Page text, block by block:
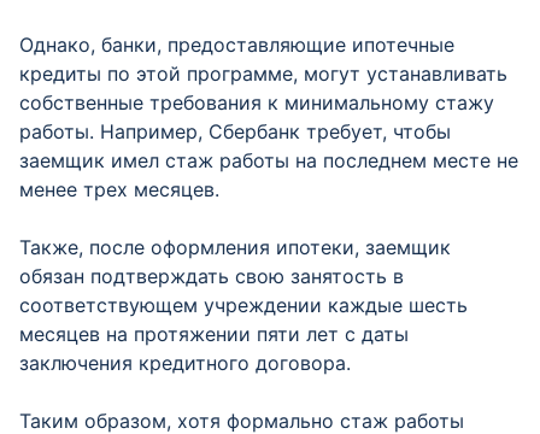
Однако, банки, предоставляющие ипотечные
кредиты по этой программе, могут устанавливать
собственные требования к минимальному стажу
работы. Например, Сбербанк требует, чтобы
заемщик имел стаж работы на последнем месте не
менее трех месяцев.
Также, после оформления ипотеки, заемщик
обязан подтверждать свою занятость в
соответствующем учреждении каждые шесть
месяцев на протяжении пяти лет с даты
заключения кредитного договора.
Таким образом, хотя формально стаж работы